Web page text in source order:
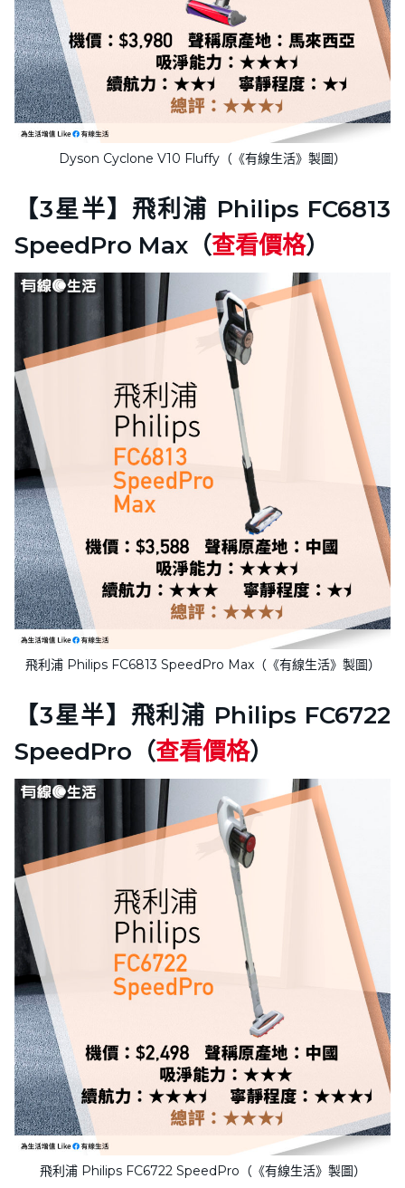
Dyson Cyclone V10 Fluffy（《有線生活》製圖）
【3星半】飛利浦 Philips FC6813
SpeedPro Max（查看價格）
飛利浦 Philips FC6813 SpeedPro Max（《有線生活》製圖）
【3星半】飛利浦 Philips FC6722
SpeedPro（查看價格）
飛利浦 Philips FC6722 SpeedPro（《有線生活》製圖）